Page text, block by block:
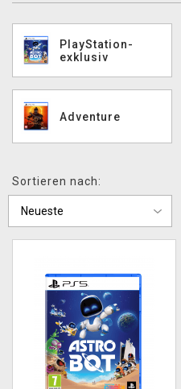
PlayStation-
exklusiv
Adventure
Sortieren nach: